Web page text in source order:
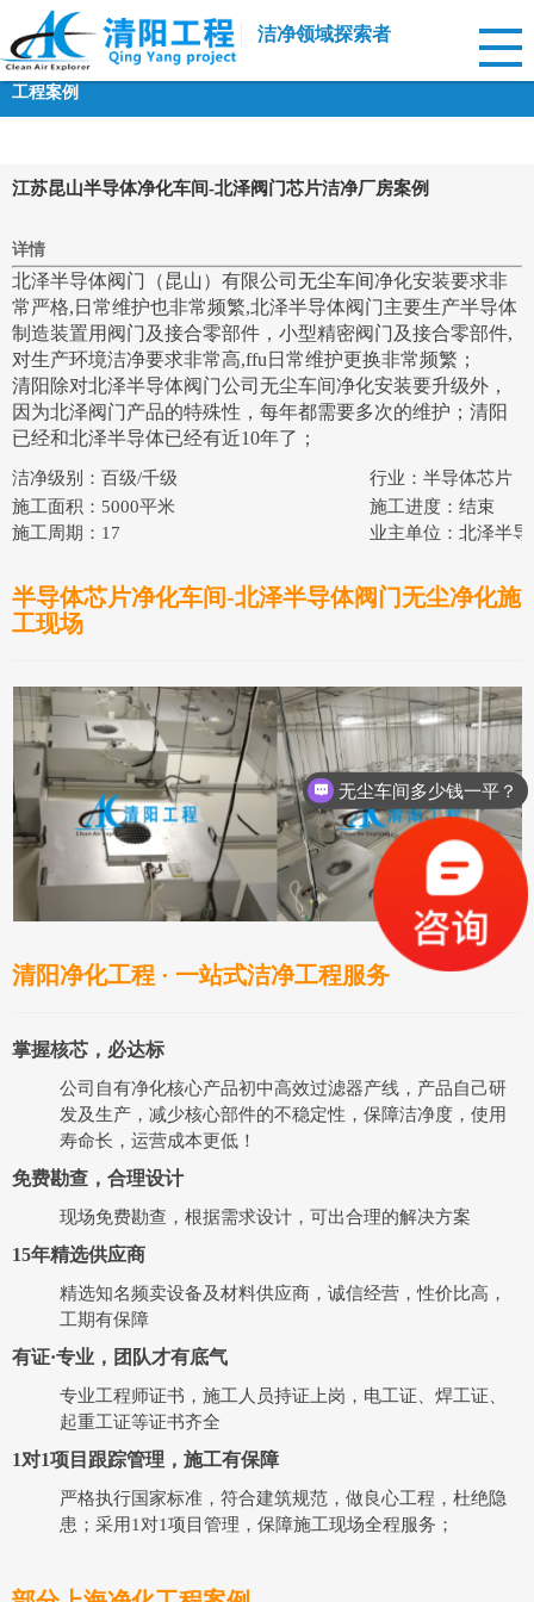
洁净领域探索者
工程案例
江苏昆山半导体净化车间-北泽阀门芯片洁净厂房案例
详情
北泽半导体阀门（昆山）有限公司 无尘车间净化安装要求非
常严格,日常维护也非常频繁,北泽半导体阀门主要生产半导体
制造装置用阀门及接合零部件，小型精密阀门及接合零部件,
对生产环境洁净要求非常高,ffu日常维护更换非常频繁；
清阳除对北泽半导体阀门公司无尘车间净化安装要升级外，
因为北泽阀门产品的特殊性，每年都需要多次的维护；清阳
已经和北泽半导体已经有近10年了；
洁净级别：百级/千级
行业：半导体芯片
施工面积：5000平米
施工进度：结束
施工周期：17
业主单位：北泽半
半导体芯片净化车间-北泽半导体阀门无尘净化施
工现场
清阳净化工程 · 一站式洁净工程服务
掌握核芯，必达标
公司自有净化核心产品初中高效过滤器产线，产品自己研
发及生产，减少核心部件的不稳定性，保障洁净度，使用
寿命长，运营成本更低！
免费勘查，合理设计
现场免费勘查，根据需求设计，可出合理的解决方案
15年精选供应商
精选知名频卖设备及材料供应商，诚信经营，性价比高，
工期有保障
有证·专业，团队才有底气
专业工程师证书，施工人员持证上岗，电工证、焊工证、
起重工证等证书齐全
1对1项目跟踪管理，施工有保障
严格执行国家标准，符合建筑规范，做良心工程，杜绝隐
患；采用1对1项目管理，保障施工现场全程服务；
无尘车间多少钱一平？